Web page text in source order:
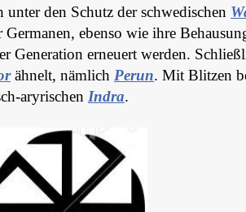
den Schutz der schwedischen
ebenso wie ihre
Generation erneuert werden.
ähnelt, nämlich Perun. Mit Blitzen
aryrischen Indra.